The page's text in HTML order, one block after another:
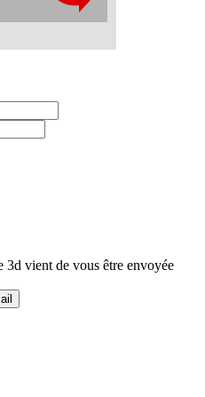
3d vient de vous être envoyée